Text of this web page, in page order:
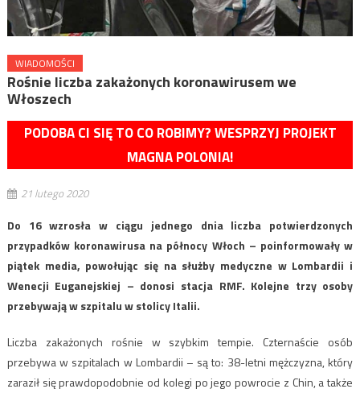
WIADOMOŚCI
Rośnie liczba zakażonych koronawirusem we
Włoszech
PODOBA CI SIĘ TO CO ROBIMY? WESPRZYJ PROJEKT
MAGNA POLONIA!
21 lutego 2020
Do 16 wzrosła w ciągu jednego dnia liczba potwierdzonych
przypadków koronawirusa na północy Włoch – poinformowały w
piątek media, powołując się na służby medyczne w Lombardii i
Wenecji Euganejskiej – donosi stacja RMF. Kolejne trzy osoby
przebywają w szpitalu w stolicy Italii.
Liczba zakażonych rośnie w szybkim tempie. Czternaście osób
przebywa w szpitalach w Lombardii – są to: 38-letni mężczyzna, który
zaraził się prawdopodobnie od kolegi po jego powrocie z Chin, a także